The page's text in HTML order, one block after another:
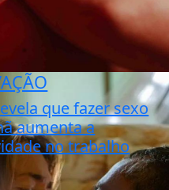
que fazer sexo
aumenta a
no trabalho